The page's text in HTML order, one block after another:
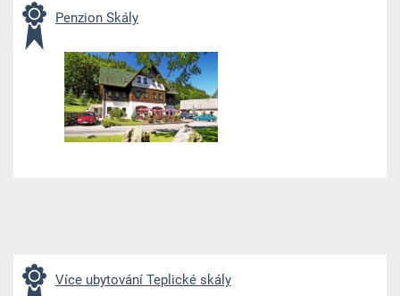
Penzion Skály
Více ubytování Teplické skály